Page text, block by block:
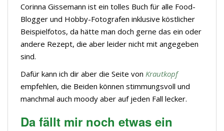
Corinna Gissemann ist ein tolles Buch für alle Food-
Blogger und Hobby-Fotografen inklusive köstlicher
Beispielfotos, da hätte man doch gerne das ein oder
andere Rezept, die aber leider nicht mit angegeben
sind.
Dafür kann ich dir aber die Seite von Krautkopf
empfehlen, die Beiden können stimmungsvoll und
manchmal auch moody aber auf jeden Fall lecker.
Da fällt mir noch etwas ein